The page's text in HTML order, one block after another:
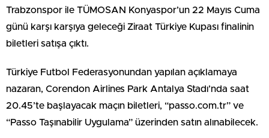
Trabzonspor ile TÜMOSAN Konyaspor’un 22 Mayıs Cuma
günü karşı karşıya geleceği Ziraat Türkiye Kupası finalinin
biletleri satışa çıktı.
Türkiye Futbol Federasyonundan yapılan açıklamaya
nazaran, Corendon Airlines Park Antalya Stadı’nda saat
20.45’te başlayacak maçın biletleri, “passo.com.tr” ve
“Passo Taşınabilir Uygulama” üzerinden satın alınabilecek.